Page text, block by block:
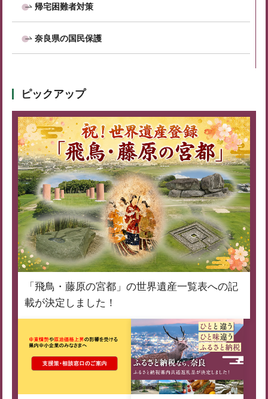
帰宅困難者対策
奈良県の国民保護
ピックアップ
「飛鳥・藤原の宮都」の世界遺産一覧表への記
載が決定しました！